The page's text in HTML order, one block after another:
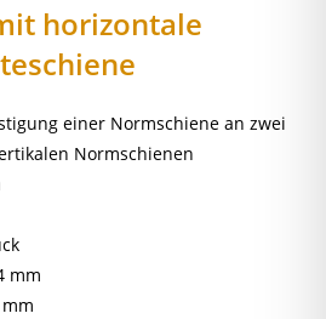
horizontale
einer Normschiene an zwei
Normschienen
mm